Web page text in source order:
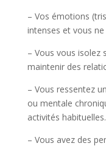
– Vos émotions
intenses et vous
– Vous vous isolez
maintenir des
– Vous ressentez
ou mentale
activités habituelles.
– Vous avez des